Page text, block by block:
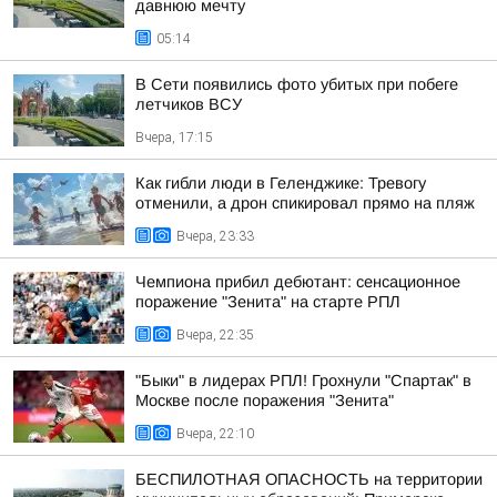
давнюю мечту
05:14
В Сети появились фото убитых при побеге
летчиков ВСУ
Вчера, 17:15
Как гибли люди в Геленджике: Тревогу
отменили, а дрон спикировал прямо на пляж
Вчера, 23:33
Чемпиона прибил дебютант: сенсационное
поражение "Зенита" на старте РПЛ
Вчера, 22:35
"Быки" в лидерах РПЛ! Грохнули "Спартак" в
Москве после поражения "Зенита"
Вчера, 22:10
БЕСПИЛОТНАЯ ОПАСНОСТЬ на территории